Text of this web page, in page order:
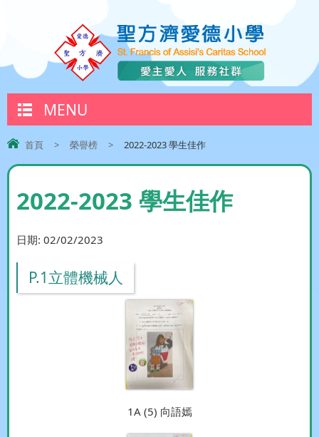
MENU
首頁 > 榮譽榜 > 2022-2023 學生佳作
2022-2023 學生佳作
日期: 02/02/2023
P.1立體機械人
1A (5) 向語嫣